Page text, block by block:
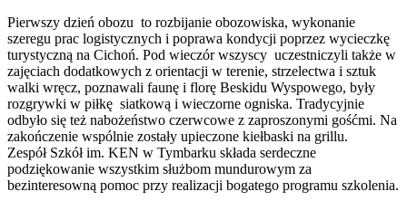
Pierwszy dzień obozu to rozbijanie obozowiska, wykonanie
szeregu prac logistycznych i poprawa kondycji poprzez wycieczkę
turystyczną na Cichoń. Pod wieczór wszyscy uczestniczyli także w
zajęciach dodatkowych z orientacji w terenie, strzelectwa i sztuk
walki wręcz, poznawali faunę i florę Beskidu Wyspowego, były
rozgrywki w piłkę siatkową i wieczorne ogniska. Tradycyjnie
odbyło się też nabożeństwo czerwcowe z zaproszonymi gośćmi. Na
zakończenie wspólnie zostały upieczone kiełbaski na grillu.
Zespół Szkół im. KEN w Tymbarku składa serdeczne
podziękowanie wszystkim służbom mundurowym za
bezinteresowną pomoc przy realizacji bogatego programu szkolenia.